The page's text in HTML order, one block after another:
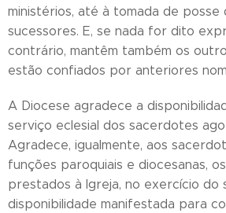
ministérios, até à tomada de posse
sucessores. E, se nada for dito
contrário, mantêm também os
estão confiados por anteriores
A Diocese agradece a
serviço eclesial dos sacerdotes
Agradece, igualmente, aos
funções paroquiais e diocesanas,
prestados à Igreja, no exercício do
disponibilidade manifestada para